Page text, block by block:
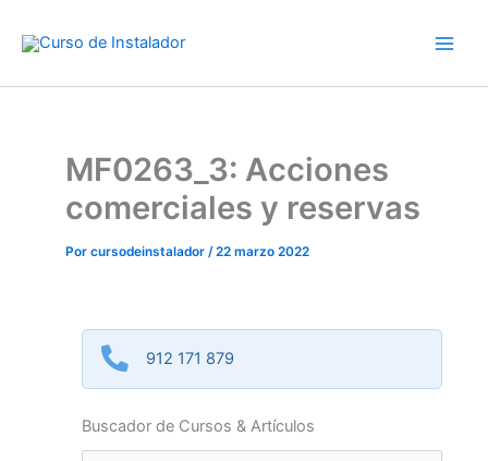
MF0263_3: Acciones
comerciales y reservas
Por cursodeinstalador /22 marzo 2022
912 171 879
Buscador de Cursos & Artículos